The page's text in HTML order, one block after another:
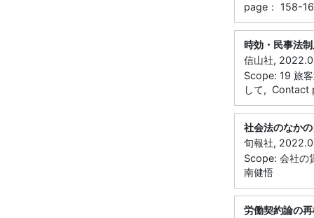
page： 158-
時効・民事法
信山社,
Scope: 19 旅
して, Contact
社会法のなか
旬報社,
Scope: 会社の
南健悟
労働契約論の